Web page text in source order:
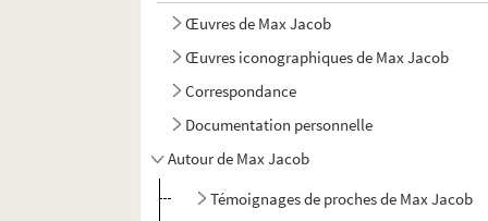
Œuvres de Max Jacob
Œuvres iconographiques de Max Jacob
Correspondance
Documentation personnelle
Autour de Max Jacob
Témoignages de proches de Max Jacob